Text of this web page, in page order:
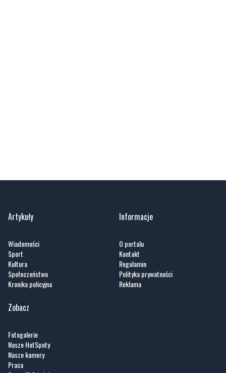
Artykuły
Wiadomości
Sport
Kultura
Społeczeństwo
Kronika policyjna
Informacje
O portalu
Kontakt
Regulamin
Polityka prywatności
Reklama
Zobacz
Fotogalerie
Nasze HotSpoty
Nasze kamery
Praca